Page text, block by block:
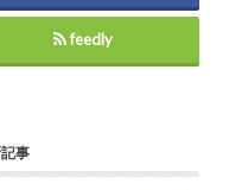
feedly
事